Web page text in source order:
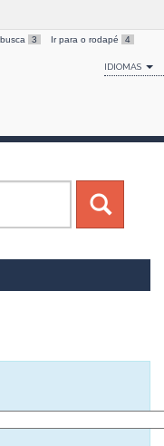
3 Ir para o rodapé 4
IDIOMAS